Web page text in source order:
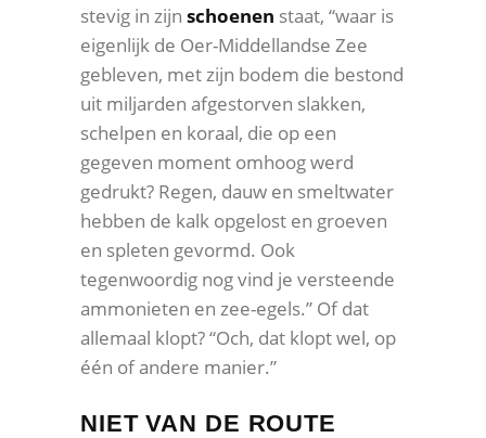
stevig in zijn schoenen staat, “waar is
eigenlijk de Oer-Middellandse Zee
gebleven, met zijn bodem die bestond
uit miljarden afgestorven slakken,
schelpen en koraal, die op een
gegeven moment omhoog werd
gedrukt? Regen, dauw en smeltwater
hebben de kalk opgelost en groeven
en spleten gevormd. Ook
tegenwoordig nog vind je versteende
ammonieten en zee-egels.” Of dat
allemaal klopt? “Och, dat klopt wel, op
één of andere manier.”
NIET VAN DE ROUTE